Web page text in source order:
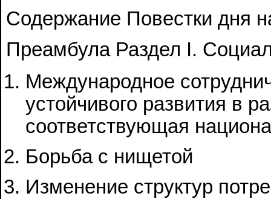
Содержание Повестки дня
Преамбула Раздел I.
Международное
устойчивого развития в
соответствующая
Борьба с нищетой
Изменение структур